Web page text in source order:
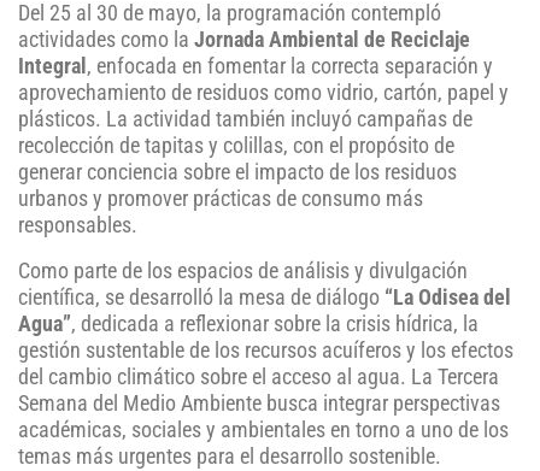
Del 25 al 30 de mayo, la programación contempló
actividades como la Jornada Ambiental de Reciclaje
Integral , enfocada en fomentar la correcta separación y
aprovechamiento de residuos como vidrio, cartón, papel y
plásticos. La actividad también incluyó campañas de
recolección de tapitas y colillas, con el propósito de
generar conciencia sobre el impacto de los residuos
urbanos y promover prácticas de consumo más
responsables.
Como parte de los espacios de análisis y divulgación
científica, se desarrolló la mesa de diálogo “La Odisea del
Agua”, dedicada a reflexionar sobre la crisis hídrica, la
gestión sustentable de los recursos acuíferos y los efectos
del cambio climático sobre el acceso al agua. La Tercera
Semana del Medio Ambiente busca integrar perspectivas
académicas, sociales y ambientales en torno a uno de los
temas más urgentes para el desarrollo sostenible.